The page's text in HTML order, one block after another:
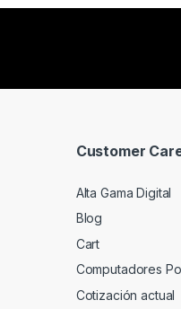
Customer
Alta Gama Digital
Blog
Cart
Computadores
Cotización actual